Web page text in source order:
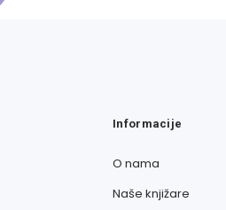
Informacije
O nama
Naše knjižare